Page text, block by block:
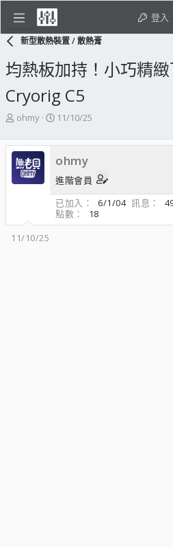
登入
新型散熱裝置 / 散熱膏
均熱板加持！小巧精
Cryorig C5
主
發
起
人
ohmy
開
日
期
11/10/25
ohmy
進階會員
已加入
6/1/04 訊息
點數
18
11/10/25